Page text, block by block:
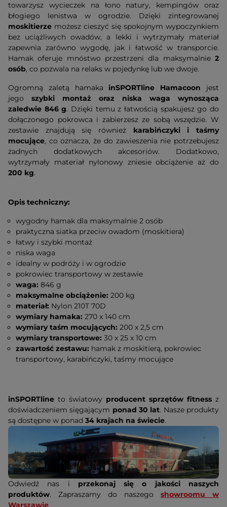
towarzysz wycieczek na łono natury, kempingów oraz
błogiego lenistwa w ogrodzie. Dzięki zintegrowanej
moskitierze możesz cieszyć się spokojnym wypoczynkiem
bez uciążliwych owadów, a lekki i wytrzymały materiał
zapewnia zarówno wygodę, jak i łatwość w transporcie.
Hamak oferuje mnóstwo przestrzeni dla maksymalnie 2
osób, co pozwala na relaks w pojedynkę lub we dwoje.
Ogromną zaletą hamaka inSPORTline Hamacoon jest
jego szybki montaż oraz niska waga wynosząca
zaledwie 846 g. Dzięki temu z łatwością spakujesz go do
dołączonego pokrowca i zabierzesz ze sobą wszędzie. W
zestawie znajdują się również karabińczyki i taśmy
mocujące, co oznacza, że do zawieszenia nie potrzebujesz
żadnych dodatkowych akcesoriów. Dodatkowo,
wytrzymały materiał nylonowy zniesie obciążenie aż do
200 kg.
Opis techniczny:
wygodny hamak dla maksymalnie 2 osób
praktyczna siatka przeciw owadom (moskitiera)
łatwy i szybki montaż
niska waga
idealny w podróży i w ogrodzie
pokrowiec transportowy w zestawie
waga: 846 g
maksymalne obciążenie: 200 kg
materiał: Nylon 210T 70D
wymiary hamaka: 270 x 140 cm
wymiary taśm mocujących:200 x 2,5 cm
wymiary transportowe: 30 x 25 x 10 cm
zawartość zestawu: hamak z moskitierą, pokrowiec
transportowy, karabińczyki, taśmy mocujące
inSPORTline to światowy producent sprzętów fitness z
doświadczeniem sięgającym ponad 30 lat. Nasze produkty
są dostępne w ponad 34 krajach na świecie.
Odwiedź nas i przekonaj się o jakości naszych
produktów. Zapraszamy do naszego showroomu w
Warszawie.